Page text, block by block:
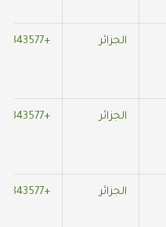
الجزائر +213553343577
الجزائر +213553343577
الجزائر +213553343577